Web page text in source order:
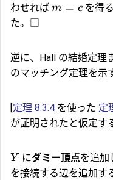
わせれば m = cを得
た。□
逆に、Hall の結婚定理
のマッチング定理を示
定理 8.3.4 を使った 定
が証明されたと仮定す
Y にダミー頂点を追加
を接続する辺を追加す